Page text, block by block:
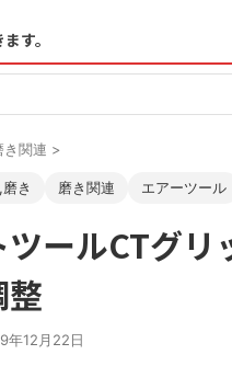
す。
き関連 >
き 磨き関連 エアーツール
ールCTグ
整
年12月22日